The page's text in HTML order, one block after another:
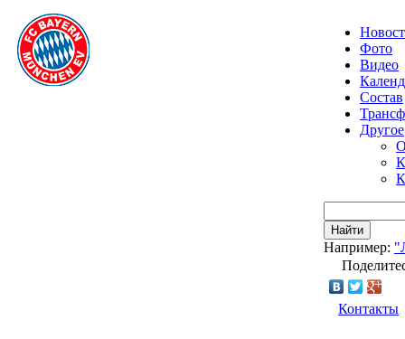
Фото
Видео
Состав
Другое
Найти
Например:
Контакты